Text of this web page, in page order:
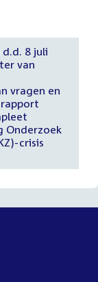
8 juli
van
vragen en
Onderzoek
crisis